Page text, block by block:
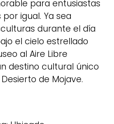
para entusiastas
igual. Ya sea
durante el día
el cielo estrellado
al Aire Libre
destino cultural único
de Mojave.